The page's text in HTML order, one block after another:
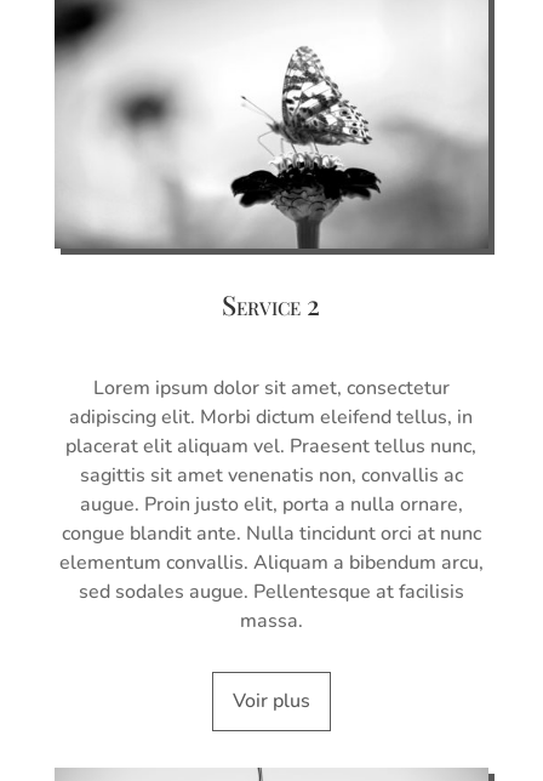
Service 2
Lorem ipsum dolor sit amet, consectetur
adipiscing elit. Morbi dictum eleifend tellus, in
placerat elit aliquam vel. Praesent tellus nunc,
sagittis sit amet venenatis non, convallis ac
augue. Proin justo elit, porta a nulla ornare,
congue blandit ante. Nulla tincidunt orci at nunc
elementum convallis. Aliquam a bibendum arcu,
sed sodales augue. Pellentesque at facilisis
massa.
Voir plus